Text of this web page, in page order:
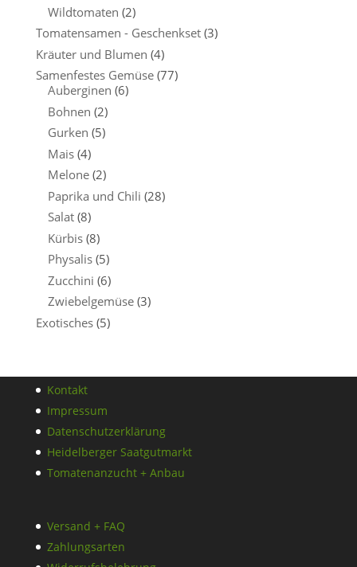
Wildtomaten (2)
Tomatensamen - Geschenkset (3)
Kräuter und Blumen (4)
Samenfestes Gemüse (77)
Auberginen (6)
Bohnen (2)
Gurken (5)
Mais (4)
Melone (2)
Paprika und Chili (28)
Salat (8)
Kürbis (8)
Physalis (5)
Zucchini (6)
Zwiebelgemüse (3)
Exotisches (5)
Kontakt
Impressum
Datenschutzerklärung
Heidelberger Saatgutmarkt
Tomatenanzucht + Anbau
Versand + FAQ
Zahlungsarten